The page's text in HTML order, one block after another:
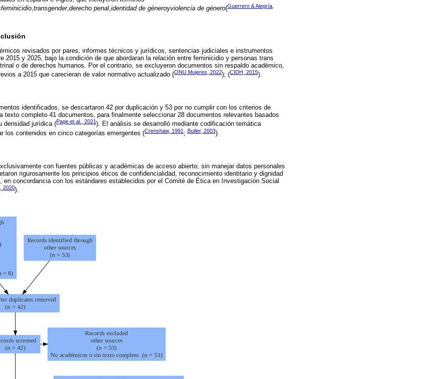
,transgender,derecho penal,identidad de géneroyviolencia de género(Guerrero & Alegría,
revisados por pares, informes técnicos y jurídicos, sentencias judiciales e instrumentos
2015 y 2025, bajo la condición de que abordaran la relación entre feminicidio y personas trans
o de derechos humanos. Por el contrario, se excluyeron documentos sin respaldo académico,
a 2015 que carecieran de valor normativo actualizado (ONU Mujeres, 2022); (CIDH, 2015).
identificados, se descartaron 42 por duplicación y 53 por no cumplir con los criterios de
texto completo 41 documentos, para finalmente seleccionar 28 documentos relevantes basados
densidad jurídica (Page et al., 2021). El análisis se desarrolló mediante codificación temática
los contenidos en cinco categorías emergentes (Crenshaw, 1991 ; Butler, 2003).
con fuentes públicas y académicas de acceso abierto, sin manejar datos personales
rigurosamente los principios éticos de confidencialidad, reconocimiento identitario y dignidad
en concordancia con los estándares establecidos por el Comité de Ética en Investigación Social
2020).